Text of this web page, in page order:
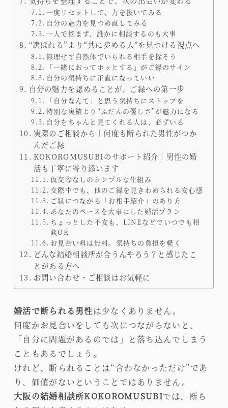
一度リセットして、力を抜いてみる
自分の魅力を見つめ直してみる
一人で悩まず、誰かに相談するのも大事
“選ばれる”より“共に歩める人”を見つける視点へ
無理せず自然体でいられる相手を探そう
「一緒におってホッとする」がご縁のサイン
自分の気持ちに正直になっていい
自分の魅力を認めることが、ご縁への第一歩
「自分なんて」と思う気持ちにストップを
特別な実績より“ふだんの優しさ”が魅力になる
自分をちゃんと見てくれる人は、必ずいる
実際のご相談から｜何度も断られた男性がつか
んだご縁
KOKOROMUSUBIのサポート紹介｜男性の婚
活も丁寧に寄り添います
仮交際なしのシンプルな仕組み
交際中でも、他のご縁を見きわめられる安心感
ご縁につながる「お相手紹介」のあり方
あなたのペースを大事にした婚活プラン
ちょっとした不安も、LINEなどでいつでも相
談OK
お見合い料は無料。気持ちの負担を軽く
どんな結婚相談所が合うんやろう？と感じたこ
とがある方へ
お問い合わせ・ご相談はお気軽に
婚活で断られる男性は少なくありません。
何度かお見合いをしても次につながらないと、
「自分に問題があるのでは」と落ち込んでしまう
こともあるでしょう。
けれど、断られることは“合わなかっただけ”であ
り、価値がないということではありません。
大阪の結婚相談所KOKOROMUSUBIでは、断ら